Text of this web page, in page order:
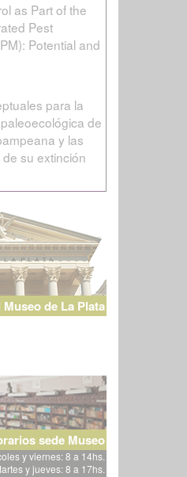
as Part of the
Pest
Potential and
para la
de
y las
su extinción
de La Plata
sede Museo
y viernes: 8 a 14hs.
y jueves: 8 a 17hs.